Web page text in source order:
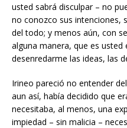
usted sabrá disculpar – no
no conozco sus intenciones,
del todo; y menos aún, con
alguna manera, que es usted
desenredarme las ideas, las
Irineo pareció no entender
aun así, había decidido que
necesitaba, al menos, una
impiedad – sin malicia –